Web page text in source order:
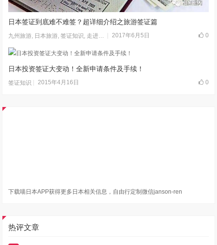
日本签证到底难不难签？超详细介绍之旅游签证篇
九州旅游, 日本旅游,签证知识, 走进日本 2017年6月5日 0
日本投资签证大变动！全新申请条件及手续！
签证知识 2015年4月16日 0
下载喵日本APP获得更多日本相关信息，自由行定制微信janson-ren
热评文章